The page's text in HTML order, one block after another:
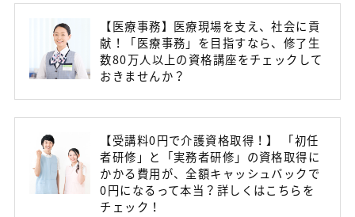
【医療事務】医療現場を支え、社会に貢
献！「医療事務」を目指すなら、修了生
数80万人以上の資格講座をチェックして
おきませんか？
【受講料0円で介護資格取得！】 「初任
者研修」と「実務者研修」の資格取得に
かかる費用が、全額キャッシュバックで
0円になるって本当？詳しくはこちらを
チェック！